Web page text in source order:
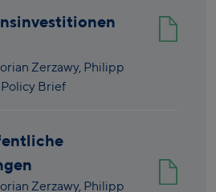
Zerzawy, Philipp
Brief
Zerzawy, Philipp